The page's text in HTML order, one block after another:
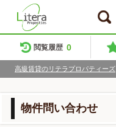
閲覧履歴 0
高級賃貸のリテラプロパティーズ
物件問い合わせ